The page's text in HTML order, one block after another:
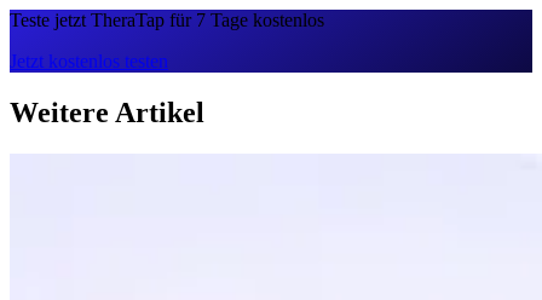
Teste jetzt TheraTap für 7 Tage kostenlos
Jetzt kostenlos testen
Weitere Artikel